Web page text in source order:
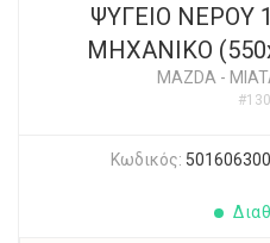
ΨΥΓΕΙΟ ΝΕΡΟΥ
MHXANIKO
MAZDA-
Κωδικός: 501606300